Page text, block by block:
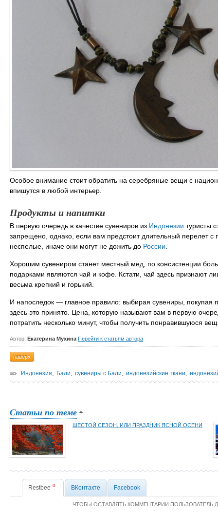
Особое внимание стоит обратить на серебряные вещи с
впишутся в любой интерьер.
Продукты и напитки
В первую очередь в качестве сувениров из Индонезии туристы
запрещено, однако, если вам предстоит длительный перелет
неспелые, иначе они могут не дожить до России
Хорошим сувениром станет местный мед, по консистенции
подарками являются чай и кофе. Кстати, чай здесь признают
весьма крепкий и горький.
И напоследок — главное правило: выбирая сувениры, покупая
здесь это принято. Цена, которую называют вам в первую
потратить несколько минут, чтобы получить понравившуюся
Автор: Екатерина Мухина Перейти к статьям автора
наверх
Индонезия, Бали, сувениры с Бали, индонезийские ткани,
Статьи по теме
ШЕСТОЙ СЕЗОН, ИЛИ ПРАЗДНИК ЯСНОЙ ОСЕНИ
Restbee 0 ВКонтакте Facebook
ЧТОБЫ ОСТАВЛЯТЬ КОММЕНТАРИИ